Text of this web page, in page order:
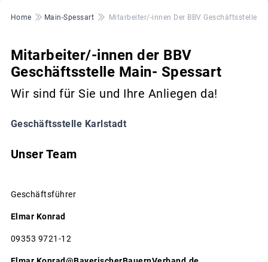
Pfadnavigation
Home Main-Spessart Mitarbeiter/-innen Der BBV Geschäftsstelle
Mitarbeiter/-innen der BBV
Geschäftsstelle Main- Spessart
Wir sind für Sie und Ihre Anliegen da!
Geschäftsstelle Karlstadt
Unser Team
Geschäftsführer
Elmar Konrad
09353 9721-12